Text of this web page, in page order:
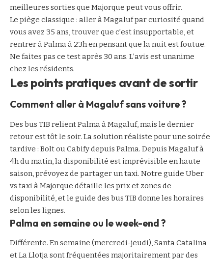
meilleures sorties que Majorque peut vous offrir.
Le piège classique : aller à Magaluf par curiosité quand
vous avez 35 ans, trouver que c’est insupportable, et
rentrer à Palma à 23h en pensant que la nuit est foutue.
Ne faites pas ce test après 30 ans. L’avis est unanime
chez les résidents.
Les points pratiques avant de sortir
Comment aller à Magaluf sans voiture ?
Des bus TIB relient Palma à Magaluf, mais le dernier
retour est tôt le soir. La solution réaliste pour une soirée
tardive : Bolt ou Cabify depuis Palma. Depuis Magaluf à
4h du matin, la disponibilité est imprévisible en haute
saison, prévoyez de partager un taxi. Notre guide Uber
vs taxi à Majorque détaille les prix et zones de
disponibilité, et le guide des bus TIB donne les horaires
selon les lignes.
Palma en semaine ou le week-end ?
Différente. En semaine (mercredi-jeudi), Santa Catalina
et La Llotja sont fréquentées majoritairement par des